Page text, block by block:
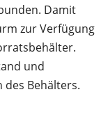
Damit
zur Verfügung
und
Behälters.